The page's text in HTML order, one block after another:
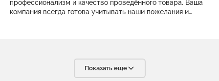
профессионализм и качество проведённого товара. Ваша
компания всегда готова учитывать наши пожелания и
высококвалифицированного партнёра, что очень важно в
условиях современного бизнеса. С радостью будем
рекомендовать вашу компанию своим партнёрам.
Показать еще